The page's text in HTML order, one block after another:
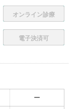
オンライン診療
電子決済可
ー